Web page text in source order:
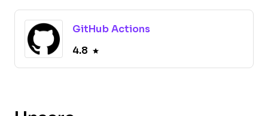
GitHub Actions
4.8